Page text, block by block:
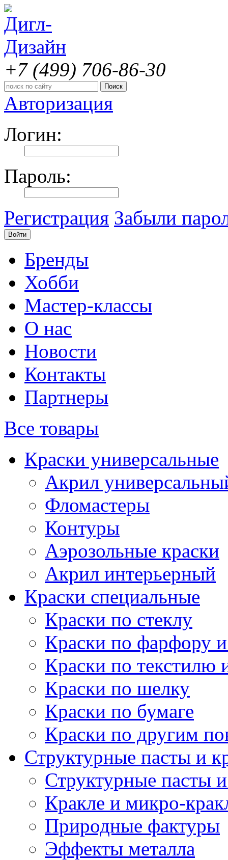
+7 (499) 706-86-30
Авторизация
Логин:
Пароль:
Регистрация Забыли
Бренды
Хобби
Мастер-классы
О нас
Новости
Контакты
Партнеры
Все товары
Краски универсальные
Акрил
Фломастеры
Контуры
Аэрозольные краски
Акрил интерьерный
Краски специальные
Краски по стеклу
Краски по фарфору
Краски по текстилю
Краски по шелку
Краски по бумаге
Краски по другим
Структурные пасты и
Структурные пасты
Кракле и микро-
Природные фактуры
Эффекты металла